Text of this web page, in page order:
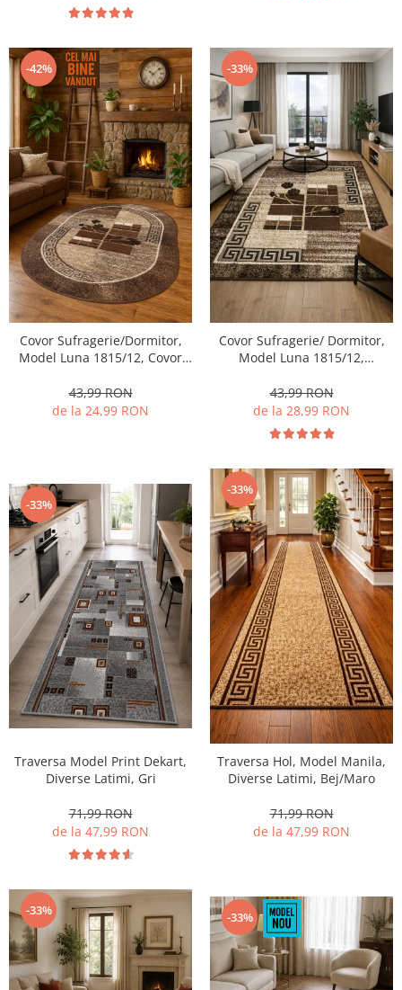
-42%
Covor Sufragerie/Dormitor,
Model Luna 1815/12, Covor
43,99 RON
de la 24,99 RON
-33%
Covor Sufragerie/ Dormitor,
Model Luna 1815/12,
43,99 RON
de la 28,99 RON
-33%
Traversa Model Print Dekart,
Diverse Latimi, Gri
71,99 RON
de la 47,99 RON
-33%
Traversa Hol, Model Manila,
Diverse Latimi, Bej/Maro
71,99 RON
de la 47,99 RON
-33% -33%